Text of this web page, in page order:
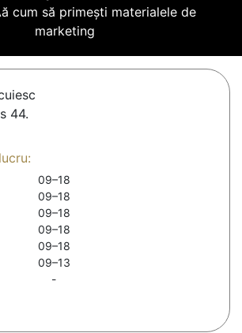
cum să primești materialele de
marketing
44.
09–18
09–18
09–18
09–18
09–18
09–13
-